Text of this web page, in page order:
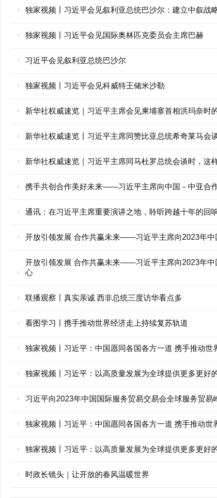
独家视频丨习近平会见叙利亚总统巴沙尔：建立中叙战
独家视频丨习近平会见国际奥林匹克委员会主席巴赫
习近平会见叙利亚总统巴沙尔
独家视频丨习近平会见科威特王储米沙勒
新华社权威速览｜习近平主席会见柬埔寨首相洪玛奈时
新华社权威速览丨习近平主席同赞比亚总统希奇莱马会
新华社权威速览｜习近平主席同马杜罗总统会谈时，这
携手共创合作美好未来——习近平主席向中国－中亚合
通讯：在习近平主席重要演讲之地，聆听跨越十年的回
开放引领发展 合作共赢未来——习近平主席向2023年
开放引领发展 合作共赢未来——习近平主席向2023年
心
联播观察丨真实亲诚 西非总统三度访华看点多
看图学习丨携手推动世界经济走上持续复苏轨道
独家视频丨习近平：中国愿同各国各方一道 携手推动世
独家视频丨习近平：以高质量发展为全球提供更多更好
习近平向2023年中国国际服务贸易交易会全球服务贸易
独家视频丨习近平：中国愿同各国各方一道 携手推动世
独家视频丨习近平：以高质量发展为全球提供更多更好
时政长镜头｜让开放的春风温暖世界